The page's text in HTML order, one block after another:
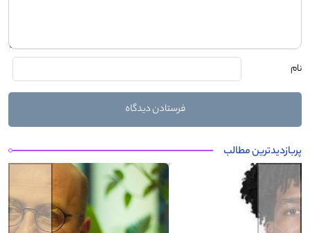
نام
پربازدیدترین مطالب